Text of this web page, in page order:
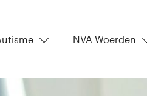
NVA Woerden